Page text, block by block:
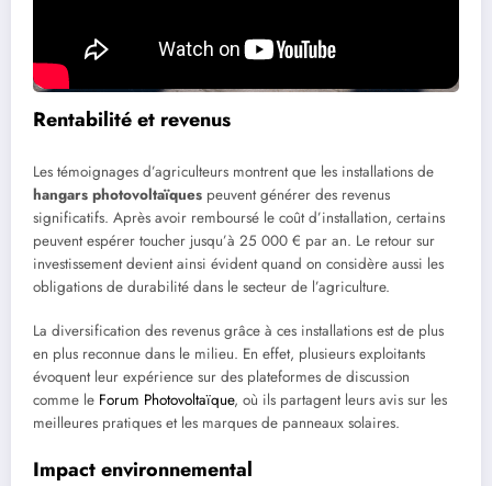
Rentabilité et revenus
Les témoignages d’agriculteurs montrent que les installations de
hangars photovoltaïques peuvent générer des revenus
significatifs. Après avoir remboursé le coût d’installation, certains
peuvent espérer toucher jusqu’à 25 000 € par an. Le retour sur
investissement devient ainsi évident quand on considère aussi les
obligations de durabilité dans le secteur de l’agriculture.
La diversification des revenus grâce à ces installations est de plus
en plus reconnue dans le milieu. En effet, plusieurs exploitants
évoquent leur expérience sur des plateformes de discussion
comme le Forum Photovoltaïque, où ils partagent leurs avis sur les
meilleures pratiques et les marques de panneaux solaires.
Impact environnemental